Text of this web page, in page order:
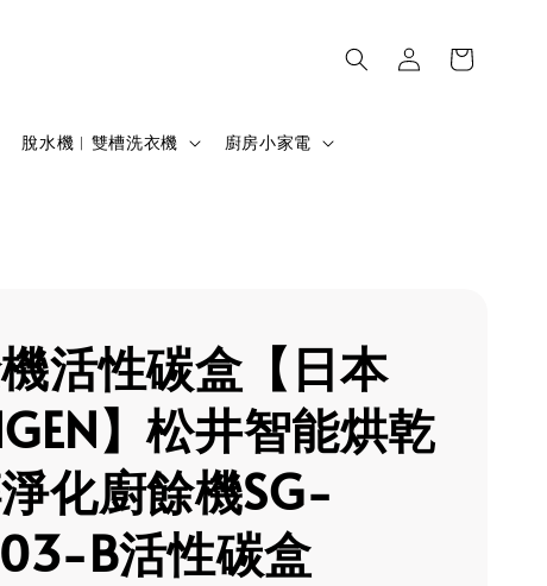
脫水機︱雙槽洗衣機 廚房小家電
活性碳盒【日本
】松井智能烘乾
化廚餘機SG-
B活性碳盒